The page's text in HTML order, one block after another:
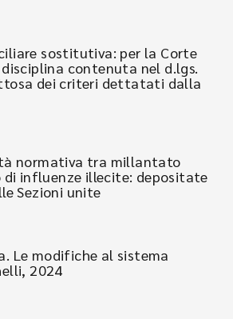
sostitutiva: per la Corte
contenuta nel d.lgs.
dei criteri dettatati dalla
normativa tra millantato
influenze illecite: depositate
Sezioni unite
Le modifiche al sistema
2024